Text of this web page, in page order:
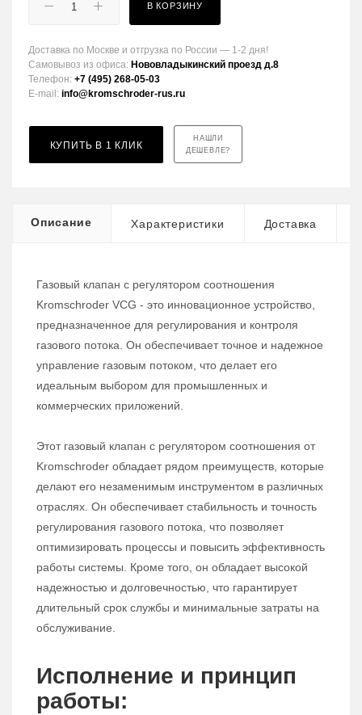
В КОРЗИНУ
Доставка по Москве и отгрузка по России — 1-2 дня!
Самовывоз из офиса: Нововладыкинский проезд д.8
Телефон: +7 (495) 268-05-03
E-mail: info@kromschroder-rus.ru
КУПИТЬ В 1 КЛИК
НАШЛИ
ДЕШЕВЛЕ?
Описание Характеристики Доставка
Газовый клапан с регулятором соотношения
Kromschroder VCG - это инновационное устройство,
предназначенное для регулирования и контроля
газового потока. Он обеспечивает точное и надежное
управление газовым потоком, что делает его
идеальным выбором для промышленных и
коммерческих приложений.
Этот газовый клапан с регулятором соотношения от
Kromschroder обладает рядом преимуществ, которые
делают его незаменимым инструментом в различных
отраслях. Он обеспечивает стабильность и точность
регулирования газового потока, что позволяет
оптимизировать процессы и повысить эффективность
работы системы. Кроме того, он обладает высокой
надежностью и долговечностью, что гарантирует
длительный срок службы и минимальные затраты на
обслуживание.
Исполнение и принцип
работы: